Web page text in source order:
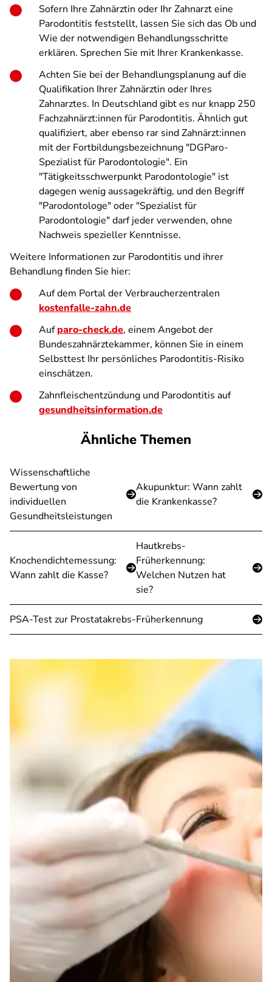
Sofern Ihre Zahnärztin oder Ihr Zahnarzt eine
Parodontitis feststellt, lassen Sie sich das Ob und
Wie der notwendigen Behandlungsschritte
erklären. Sprechen Sie mit Ihrer Krankenkasse.
Achten Sie bei der Behandlungsplanung auf die
Qualifikation Ihrer Zahnärztin oder Ihres
Zahnarztes. In Deutschland gibt es nur knapp 250
Fachzahnärzt:innen für Parodontitis. Ähnlich gut
qualifiziert, aber ebenso rar sind Zahnärzt:innen
mit der Fortbildungsbezeichnung "DGParo-
Spezialist für Parodontologie". Ein
"Tätigkeitsschwerpunkt Parodontologie" ist
dagegen wenig aussagekräftig, und den Begriff
"Parodontologe" oder "Spezialist für
Parodontologie" darf jeder verwenden, ohne
Nachweis spezieller Kenntnisse.
Weitere Informationen zur Parodontitis und ihrer
Behandlung finden Sie hier:
Auf dem Portal der Verbraucherzentralen
kostenfalle-zahn.de
Aufparo-check.de, einem Angebot der
Bundeszahnärztekammer, können Sie in einem
Selbsttest Ihr persönliches Parodontitis-Risiko
einschätzen.
Zahnfleischentzündung und Parodontitis auf
gesundheitsinformation.de
Ähnliche Themen
Wissenschaftliche
Bewertung von
individuellen
Gesundheitsleistungen
Akupunktur: Wann zahlt
die Krankenkasse?
Knochendichtemessung:
Wann zahlt die Kasse?
Hautkrebs-
Früherkennung:
Welchen Nutzen hat
sie?
PSA-Test zur Prostatakrebs-Früherkennung